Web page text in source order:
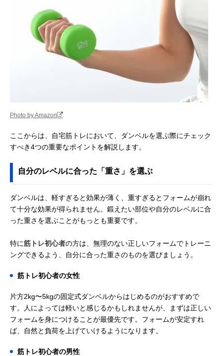
Photo by Amazon
ここからは、自宅筋トレにおいて、ダンベルを選ぶ際にチェック
すべき4つの重要なポイントを解説します。
自分のレベルに合った「重さ」を選ぶ
ダンベルは、軽すぎると効果が薄く、重すぎるとフォームが崩れ
て十分な効果が得られません。鍛えたい部位や自分のレベルに合
った重さを選ぶことがもっとも重要です。
特に筋トレ初心者の方は、無理のない正しいフォームでトレーニ
ングできるよう、自分に合った重さのものを選びましょう。
筋トレ初心者の女性
片方2kg〜5kgの固定式ダンベルからはじめるのがおすすめで
す。人によっては軽いと感じるかもしれませんが、まずは正しい
フォームを身につけることが最優先です。フォームが安定すれ
ば、自然と負荷を上げていけるようになります。
筋トレ初心者の男性